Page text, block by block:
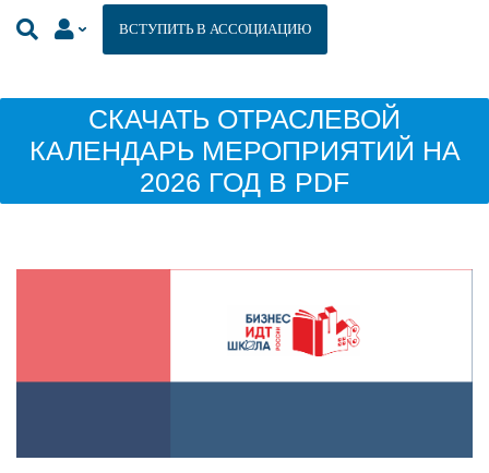
ВСТУПИТЬ В АССОЦИАЦИЮ
СКАЧАТЬ ОТРАСЛЕВОЙ
КАЛЕНДАРЬ МЕРОПРИЯТИЙ НА
2026 ГОД В PDF